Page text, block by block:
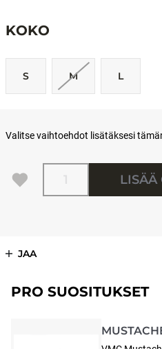
KOKO
S M L
Valitse vaihtoehdot lisätäksesi
Määrä
LISÄÄ
JAA
PRO SUOSITUKSET